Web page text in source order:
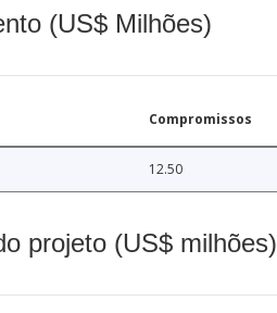
(US$ Milhões)
Compromissos
12.50
projeto (US$ milhões)